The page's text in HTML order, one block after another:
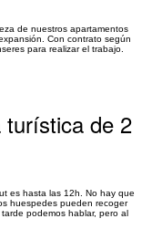
de nuestros apartamentos
Con contrato según
para realizar el trabajo.
turística de 2
es hasta las 12h. No hay que
huespedes pueden recoger
podemos hablar, pero al